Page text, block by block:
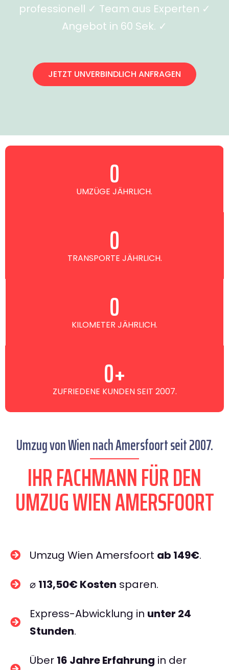
professionell ✓ Team aus Experten ✓
Angebot in 60 Sek. ✓
JETZT UNVERBINDLICH ANFRAGEN
UMZÜGE JÄHRLICH.
0
TRANSPORTE JÄHRLICH.
0
KILOMETER JÄHRLICH.
0
ZUFRIEDENE KUNDEN SEIT 2007.
0+
Umzug von Wien nach Amersfoort seit 2007.
IHR FACHMANN FÜR DEN
UMZUG WIEN AMERSFOORT
Umzug Wien Amersfoort ab 149€.
⌀ 113,50€ Kosten sparen.
Express-Abwicklung in unter 24
Stunden.
Über 16 Jahre Erfahrung in der